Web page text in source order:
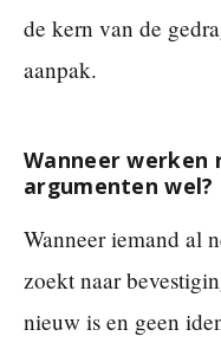
de kern van de
aanpak.
Wanneer werken
argumenten wel?
Wanneer iemand al
zoekt naar
nieuw is en geen